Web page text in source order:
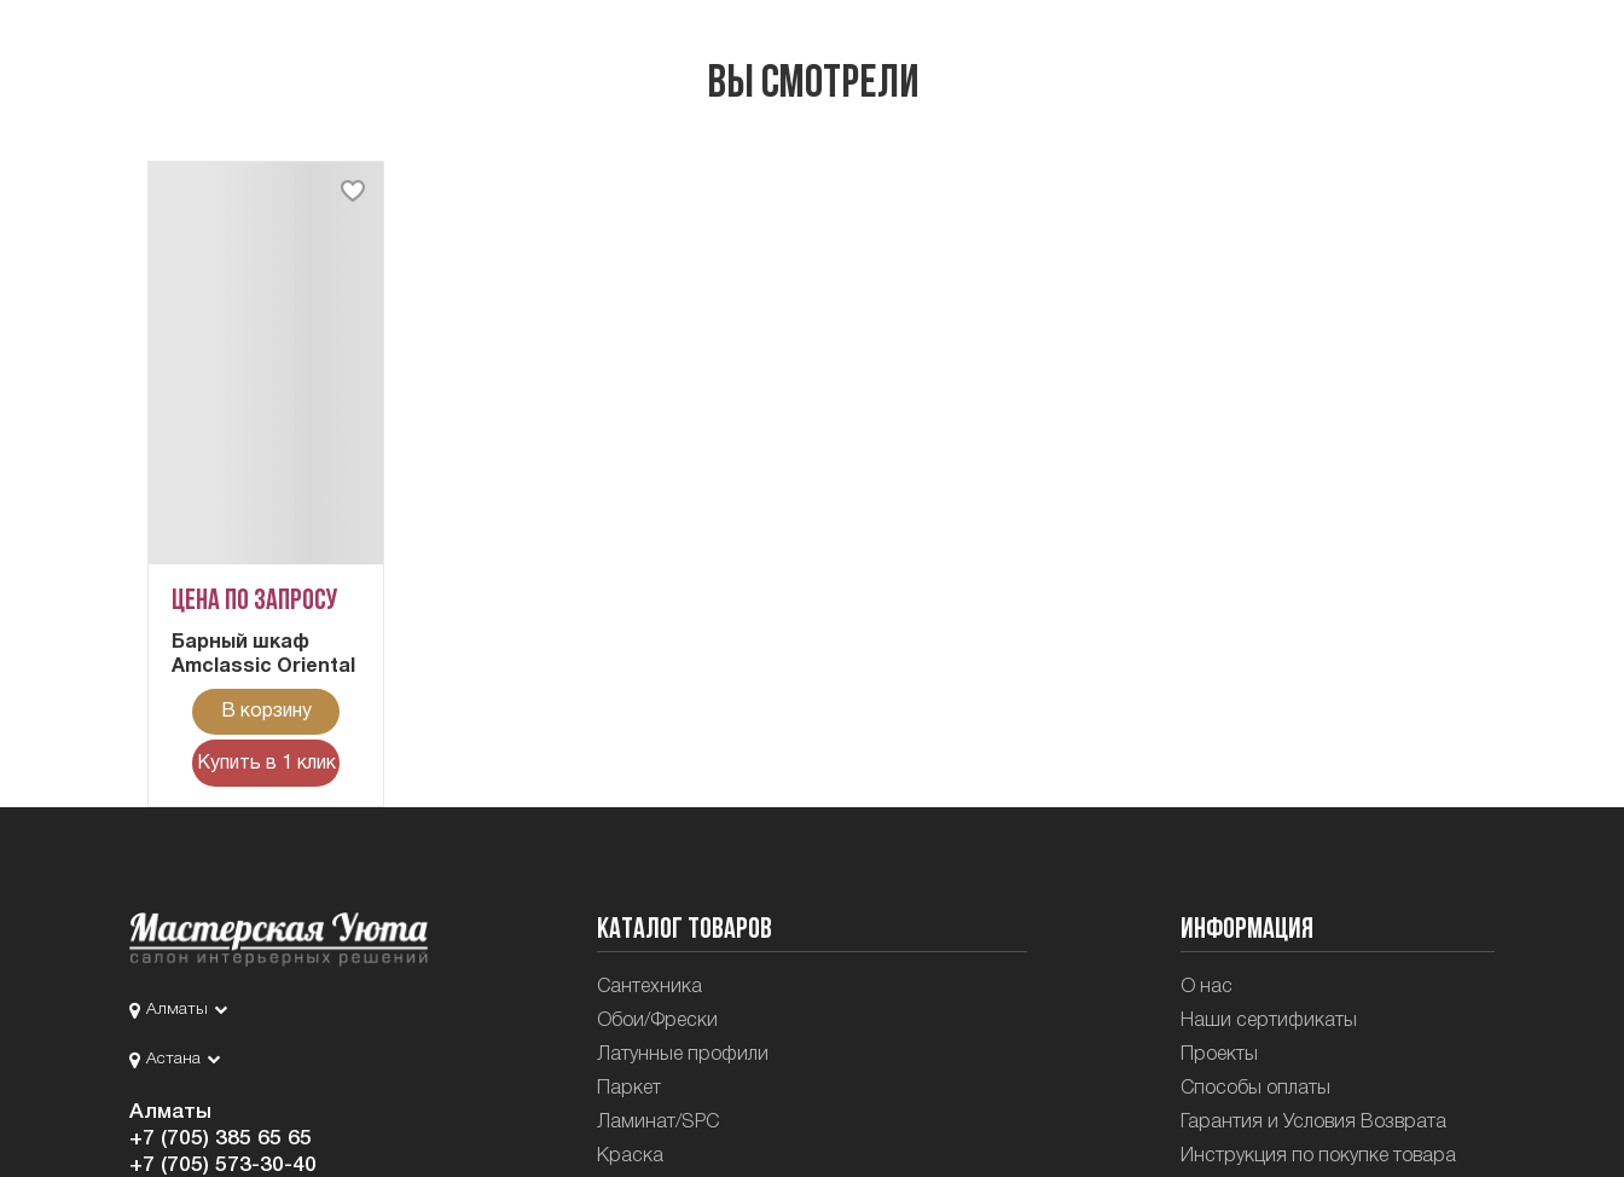
Вы смотрели
Цена по запросу
Барный шкаф
Amclassic Oriental
В корзину
Купить в 1 клик
Алматы
Астана
Алматы
+7 (705) 385 65 65
+7 (705) 573-30-40
Каталог товаров
Сантехника
Обои/Фрески
Латунные профили
Паркет
Ламинат/SPC
Краска
Информация
О нас
Наши сертификаты
Проекты
Способы оплаты
Гарантия и Условия Возврата
Инструкция по покупке товара